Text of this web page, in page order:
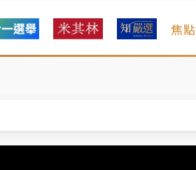
焦點
人數！辜仲諒向法院聲請遭駁 理
！今線上預約開賣一度塞車 周六